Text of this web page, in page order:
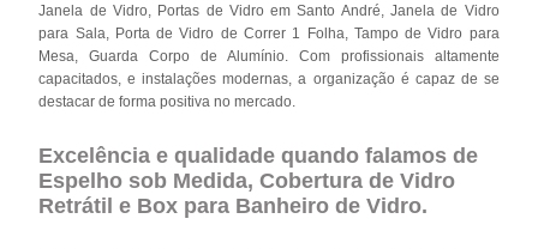
Janela de Vidro, Portas de Vidro em Santo André, Janela de Vidro
para Sala, Porta de Vidro de Correr 1 Folha, Tampo de Vidro para
Mesa, Guarda Corpo de Alumínio. Com profissionais altamente
capacitados, e instalações modernas, a organização é capaz de se
destacar de forma positiva no mercado.
Excelência e qualidade quando falamos de
Espelho sob Medida, Cobertura de Vidro
Retrátil e Box para Banheiro de Vidro.